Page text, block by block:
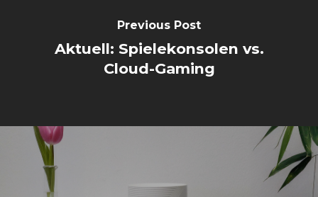
Previous Post
Aktuell: Spielekonsolen vs.
Cloud-Gaming